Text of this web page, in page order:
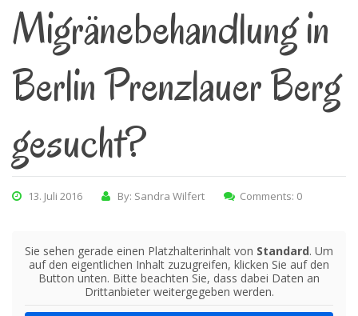
Migränebehandlung in
Berlin Prenzlauer Berg
gesucht?
13. Juli 2016 By: Sandra Wilfert Comments: 0
Sie sehen gerade einen Platzhalterinhalt von Standard. Um
auf den eigentlichen Inhalt zuzugreifen, klicken Sie auf den
Button unten. Bitte beachten Sie, dass dabei Daten an
Drittanbieter weitergegeben werden.